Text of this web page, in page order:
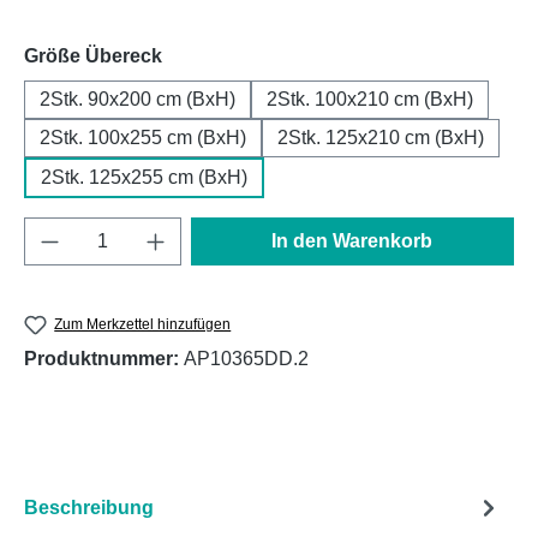
Größe Übereckauswählen
2Stk. 90x200 cm (BxH)
2Stk. 100x210 cm (BxH)
2Stk. 100x255 cm (BxH)
2Stk. 125x210 cm (BxH)
2Stk. 125x255 cm (BxH)
Produkt Anzahl: Gib den gewünschten
In den Warenkorb
Zum Merkzettel hinzufügen
Produktnummer: AP10365DD.2
Beschreibung